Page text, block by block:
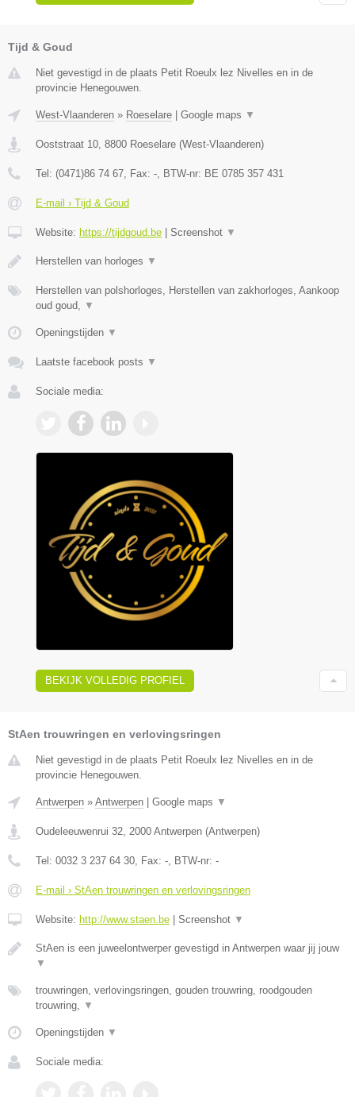
Tijd & Goud
Niet gevestigd in de plaats Petit Roeulx lez Nivelles en in de
provincie Henegouwen.
West-Vlaanderen » Roeselare | Google maps ▼
Ooststraat 10 8800 Roeselare (West-Vlaanderen)
Tel: (0471)86 74 67 , Fax: - , BTW-nr: BE 0785 357 431
E-mail › Tijd & Goud
Website: https://tijdgoud.be | Screenshot ▼
Herstellen van horloges ▼
Herstellen van polshorloges, Herstellen van zakhorloges, Aankoop
oud goud,
▼
Openingstijden ▼
Laatste facebook posts ▼
Sociale media:
BEKIJK VOLLEDIG PROFIEL
StAen trouwringen en verlovingsringen
Niet gevestigd in de plaats Petit Roeulx lez Nivelles en in de
provincie Henegouwen.
Antwerpen » Antwerpen | Google maps ▼
Oudeleeuwenrui 32 2000 Antwerpen (Antwerpen)
Tel: 0032 3 237 64 30 , Fax: - , BTW-nr: -
E-mail › StAen trouwringen en verlovingsringen
Website: http://www.staen.be | Screenshot ▼
StAen is een juweelontwerper gevestigd in Antwerpen waar jij jouw
▼
trouwringen, verlovingsringen, gouden trouwring, roodgouden
trouwring,
▼
Openingstijden ▼
Sociale media: